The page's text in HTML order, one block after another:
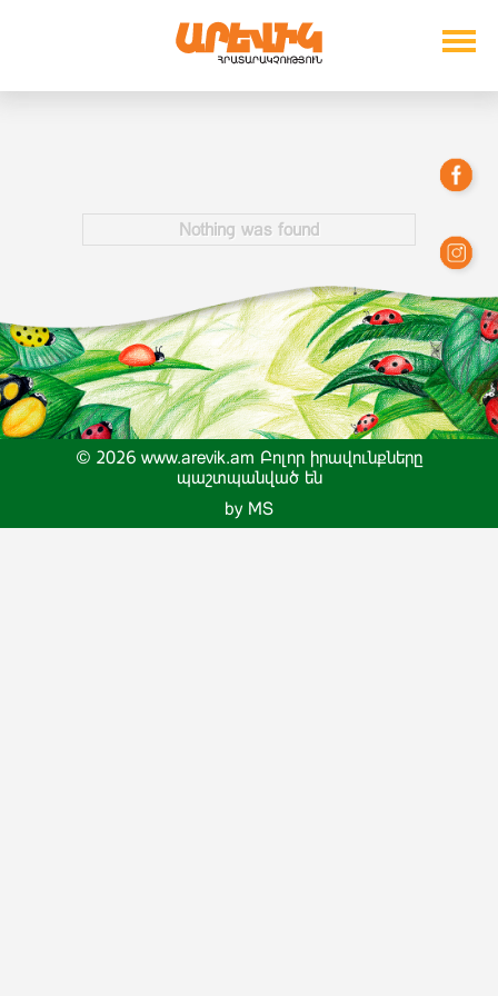
Nothing was found
© 2026 www.arevik.am Բոլոր իրավունքները
պաշտպանված են
by MS